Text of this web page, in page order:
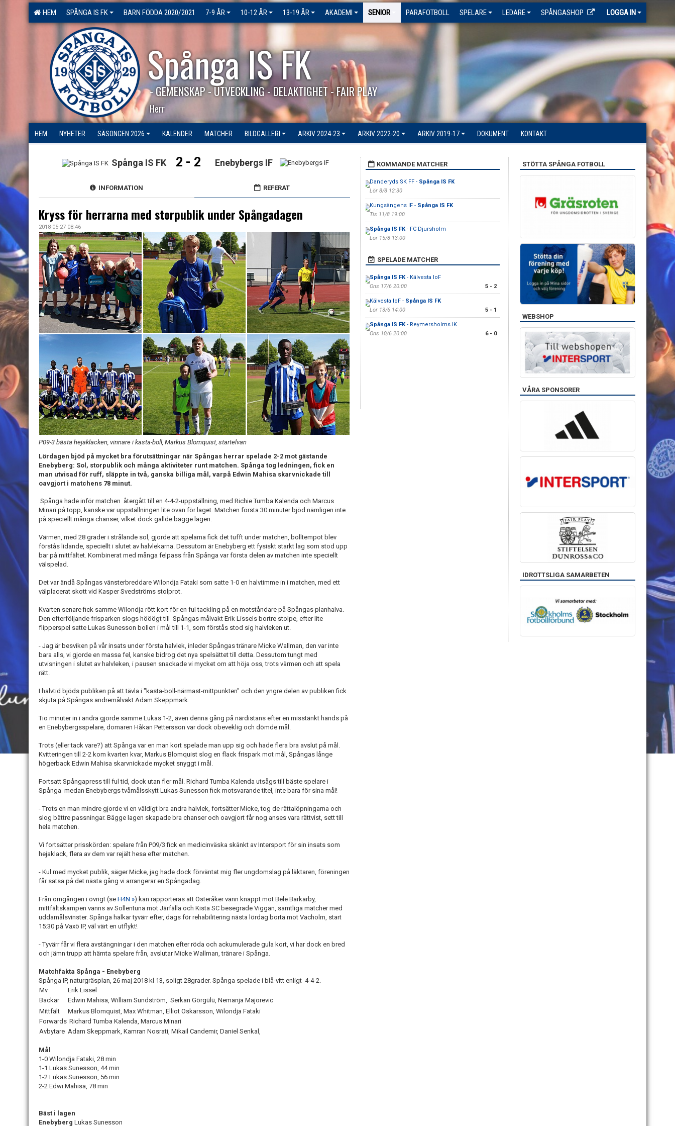
HEM SPÅNGA IS FK BARN FÖDDA 2020/2021 7-9 ÅR 10-12 ÅR 13-19 ÅR AKADEMI SENIOR PARAFOTBOLL SPELARE LEDARE SPÅNGASHOP LOGGA IN
Spånga IS FK
- GEMENSKAP - UTVECKLING - DELAKTIGHET - FAIR PLAY
Herr
HEM NYHETER SÄSONGEN 2026 KALENDER MATCHER BILDGALLERI ARKIV 2024-23 ARKIV 2022-20 ARKIV 2019-17 DOKUMENT KONTAKT
Spånga IS FK 2 - 2 Enebybergs IF
INFORMATION REFERAT
Kryss för herrarna med storpublik under Spångadagen
2018-05-27 08:46
P09-3 bästa hejaklacken, vinnare i kasta-boll, Markus Blomquist, startelvan
Lördagen bjöd på mycket bra förutsättningar när Spångas herrar spelade 2-2 mot gästande
Enebyberg: Sol, storpublik och många aktiviteter runt matchen. Spånga tog ledningen, fick en
man utvisad för ruff, släppte in två, ganska billiga mål, varpå Edwin Mahisa skarvnickade till
oavgjort i matchens 78 minut.
Spånga hade inför matchen återgått till en 4-4-2-uppställning, med Richie Tumba Kalenda och Marcus
Minari på topp, kanske var uppställningen lite ovan för laget. Matchen första 30 minuter bjöd nämligen inte
på speciellt många chanser, vilket dock gällde bägge lagen.
Värmen, med 28 grader i strålande sol, gjorde att spelarna fick det tufft under matchen, bolltempot blev
förstås lidande, speciellt i slutet av halvlekarna. Dessutom är Enebyberg ett fysiskt starkt lag som stod upp
bar på mittfältet. Kombinerat med många felpass från Spånga var första delen av matchen inte speciellt
välspelad.
Det var ändå Spångas vänsterbreddare Wilondja Fataki som satte 1-0 en halvtimme in i matchen, med ett
välplacerat skott vid Kasper Svedströms stolprot.
Kvarten senare fick samme Wilondja rött kort för en ful tackling på en motståndare på Spångas planhalva.
Den efterföljande frisparken slogs hööögt till Spångas målvakt Erik Lissels bortre stolpe, efter lite
flipperspel satte Lukas Sunesson bollen i mål till 1-1, som förstås stod sig halvleken ut.
- Jag är besviken på vår insats under första halvlek, inleder Spångas tränare Micke Wallman, den var inte
bara alls, vi gjorde en massa fel, kanske bidrog det nya spelsättet till detta. Dessutom tungt med
utvisningen i slutet av halvleken, i pausen snackade vi mycket om att höja oss, trots värmen och att spela
rätt.
I halvtid bjöds publiken på att tävla i "kasta-boll-närmast-mittpunkten" och den yngre delen av publiken fick
skjuta på Spångas andremålvakt Adam Skeppmark.
Tio minuter in i andra gjorde samme Lukas 1-2, även denna gång på närdistans efter en misstänkt hands på
en Enebybergsspelare, domaren Håkan Pettersson var dock obeveklig och dömde mål.
Trots (eller tack vare?) att Spånga var en man kort spelade man upp sig och hade flera bra avslut på mål.
Kvitteringen till 2-2 kom kvarten kvar, Markus Blomquist slog en flack frispark mot mål, Spångas långe
högerback Edwin Mahisa skarvnickade mycket snyggt i mål.
Fortsatt Spångapress till ful tid, dock utan fler mål. Richard Tumba Kalenda utsågs till bäste spelare i
Spånga medan Enebybergs tvåmålsskytt Lukas Sunesson fick motsvarande titel, inte bara för sina mål!
- Trots en man mindre gjorde vi en väldigt bra andra halvlek, fortsätter Micke, tog de rättalöpningarna och
slog bättre passningar. Bägge lagen skapade bra chanser och oavgjort får nog anses vara rättvist, sett till
hela matchen.
Vi fortsätter prisskörden: spelare från P09/3 fick en medicinväska skänkt av Intersport för sin insats som
hejaklack, flera av dem var rejält hesa efter matchen.
- Kul med mycket publik, säger Micke, jag hade dock förväntat mig fler ungdomslag på läktaren, föreningen
får satsa på det nästa gång vi arrangerar en Spångadag.
Från omgången i övrigt (se H4N ») kan rapporteras att Österåker vann knappt mot Bele Barkarby,
mittfältskampen vanns av Sollentuna mot Järfälla och Kista SC besegrade Viggan, samtliga matcher med
uddamålsvinster. Spånga halkar tyvärr efter, dags för rehabilitering nästa lördag borta mot Vacholm, start
15:30 på Vaxö IP, väl värt en utflykt!
- Tyvärr får vi flera avstängningar i den matchen efter röda och ackumulerade gula kort, vi har dock en bred
och jämn trupp att hämta spelare från, avslutar Micke Wallman, tränare i Spånga.
Matchfakta Spånga - Enebyberg
Spånga IP, naturgräsplan, 26 maj 2018 kl 13, soligt 28grader. Spånga spelade i blå-vitt enligt 4-4-2.
Mv
Erik Lissel
Backar
Edwin Mahisa, William Sundström, Serkan Görgülü, Nemanja Majorevic
Mittfält
Markus Blomquist, Max Whitman, Elliot Oskarsson, Wilondja Fataki
Forwards Richard Tumba Kalenda, Marcus Minari
Avbytare Adam Skeppmark, Kamran Nosrati, Mikail Candemir, Daniel Senkal,
Mål
1-0 Wilondja Fataki, 28 min
1-1 Lukas Sunesson, 44 min
1-2 Lukas Sunesson, 56 min
2-2 Edwi Mahisa, 78 min
Bäst i lagen
Enebyberg Lukas Sunesson
KOMMANDE MATCHER
Danderyds SK FF - Spånga IS FK
Lör 8/8 12:30
Kungsängens IF - Spånga IS FK
Tis 11/8 19:00
Spånga IS FK- FC Djursholm
Lör 15/8 13:00
SPELADE MATCHER
Spånga IS FK- Kälvesta IoF
Ons 17/6 20:00
5 - 2
Kälvesta IoF - Spånga IS FK
Lör 13/6 14:00
5 - 1
Spånga IS FK- Reymersholms IK
Ons 10/6 20:00
6 - 0
STÖTTA SPÅNGA FOTBOLL
WEBSHOP
VÅRA SPONSORER
IDROTTSLIGA SAMARBETEN